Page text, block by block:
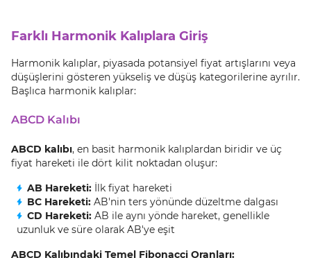
Farklı Harmonik Kalıplara Giriş
Harmonik kalıplar, piyasada potansiyel fiyat artışlarını veya
düşüşlerini gösteren yükseliş ve düşüş kategorilerine ayrılır.
Başlıca harmonik kalıplar:
ABCD Kalıbı
ABCD kalıbı, en basit harmonik kalıplardan biridir ve üç
fiyat hareketi ile dört kilit noktadan oluşur:
AB Hareketi: İlk fiyat hareketi
BC Hareketi: AB'nin ters yönünde düzeltme dalgası
CD Hareketi: AB ile aynı yönde hareket, genellikle
uzunluk ve süre olarak AB'ye eşit
ABCD Kalıbındaki Temel Fibonacci Oranları: